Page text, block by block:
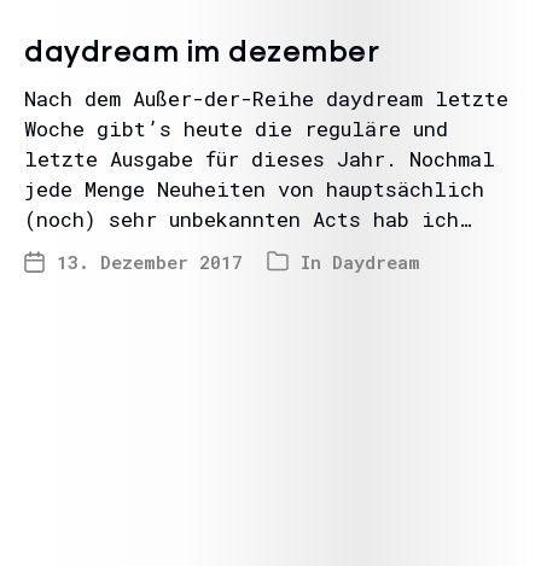
daydream im dezember
Nach dem Außer-der-Reihe daydream letzte
Woche gibt’s heute die reguläre und
letzte Ausgabe für dieses Jahr. Nochmal
jede Menge Neuheiten von hauptsächlich
(noch) sehr unbekannten Acts hab ich…
13. Dezember 2017 In Daydream